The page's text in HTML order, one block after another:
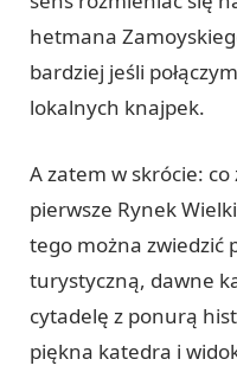
hetmana
bardziej jeśli
lokalnych knajpek.
A zatem w skrócie:
pierwsze Rynek
tego można zwiedzić
turystyczną, dawne
cytadelę z ponurą
piękna katedra i